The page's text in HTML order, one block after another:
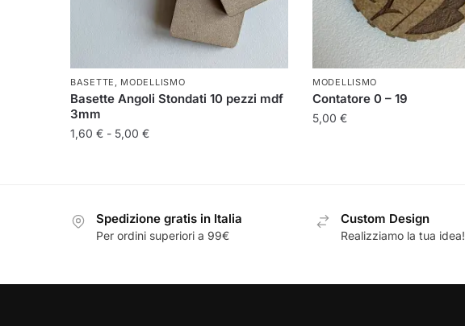
BASETTE , MODELLISMO
Basette Angoli Stondati 10 pezzi mdf
3mm
1,60€ - 5,00€Fascia
a
5,00 €
più
varianti.
opzioni
MODELLISMO
Contatore 0 – 19
5,00 €
Spedizione gratis in Italia
Per ordini superiori a 99€
Custom Design
Realizziamo la tua idea!